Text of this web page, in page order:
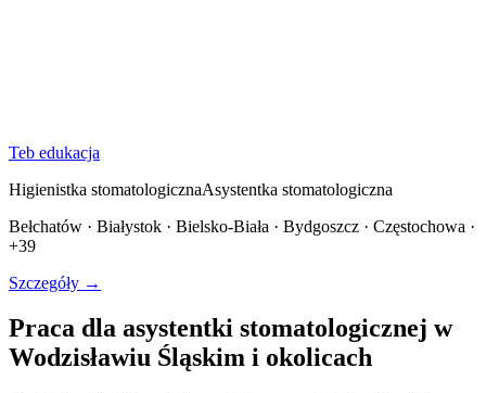
Teb edukacja
Higienistka stomatologicznaAsystentka stomatologiczna
Bełchatów · Białystok · Bielsko-Biała · Bydgoszcz · Częstochowa ·
+39
Szczegóły →
Praca dla asystentki stomatologicznej w
Wodzisławiu Śląskim i okolicach